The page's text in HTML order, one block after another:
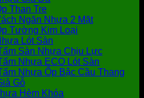
Than Tre
Ngăn Nhựa 2 Mặt
Tường Kim Loại
Lót Sàn
Sàn Nhựa Chịu Lực
Nhựa ECO Lót Sàn
Nhựa Ốp Bậc Cầu Thang
Gỗ
Hèm Khóa